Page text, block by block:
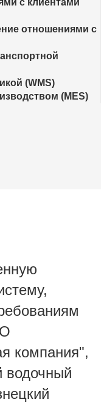
отношениями с
(WMS)
(MES)
компания",
водочный